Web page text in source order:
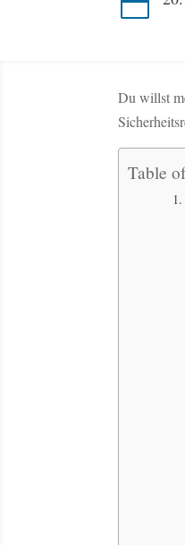
Du willst
Table